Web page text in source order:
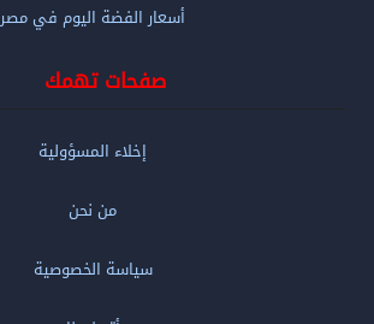
أسعار الفضة اليوم في مصر
صفحات تهمك
إخلاء المسؤولية
من نحن
سياسة الخصوصية